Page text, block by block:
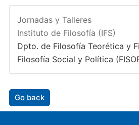
Jornadas y Talleres
Instituto de Filosofía (IFS)
Dpto. de Filosofía Teorética y
Filosofía Social y Política
Go back